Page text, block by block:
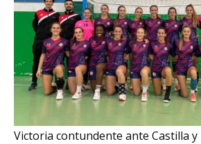
Victoria contundente ante Castilla y